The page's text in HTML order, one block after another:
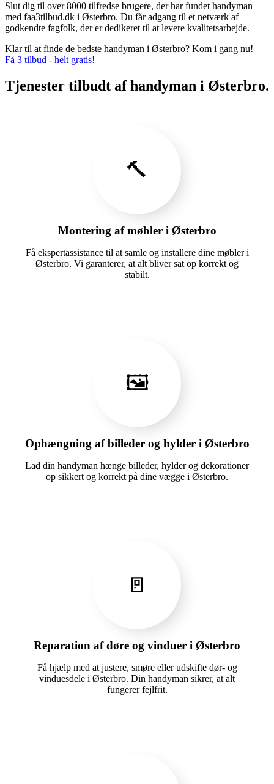
Slut dig til over 8000 tilfredse brugere, der har fundet handyman
med faa3tilbud.dk i Østerbro. Du får adgang til et netværk af
godkendte fagfolk, der er dedikeret til at levere kvalitetsarbejde.
Klar til at finde de bedste handyman i Østerbro? Kom i gang nu!
Få 3 tilbud - helt gratis!
Tjenester tilbudt af handyman i Østerbro.
🔨
Montering af møbler i Østerbro
Få ekspertassistance til at samle og installere dine møbler i
Østerbro. Vi garanterer, at alt bliver sat op korrekt og
stabilt.
🖼️
Ophængning af billeder og hylder i Østerbro
Lad din handyman hænge billeder, hylder og dekorationer
op sikkert og korrekt på dine vægge i Østerbro.
🚪
Reparation af døre og vinduer i Østerbro
Få hjælp med at justere, smøre eller udskifte dør- og
vinduesdele i Østerbro. Din handyman sikrer, at alt
fungerer fejlfrit.